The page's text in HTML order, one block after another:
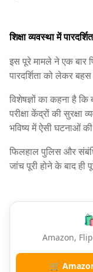
शिक्षा व्यवस्था में
इस पूरे मामले ने एक बार
पारदर्शिता को लेकर
विशेषज्ञों का कहना है
परीक्षा केंद्रों की
भविष्य में ऐसी घटनाओं
फिलहाल पुलिस और
जांच पूरी होने के बाद ही
Amazon,
🛒